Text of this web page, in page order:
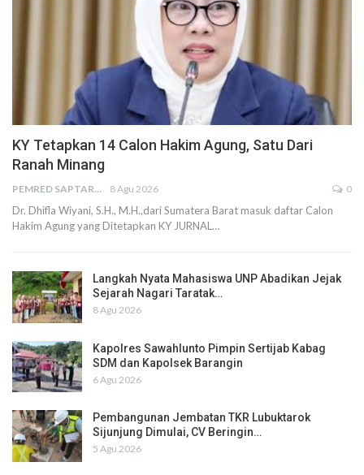
KY Tetapkan 14 Calon Hakim Agung, Satu Dari
Ranah Minang
PEMRED SAPTARIUS 8 Agu 2026 0
Dr. Dhifla Wiyani, S.H., M.H.,dari Sumatera Barat masuk daftar Calon
Hakim Agung yang Ditetapkan KY JURNAL…
Langkah Nyata Mahasiswa UNP Abadikan Jejak
Sejarah Nagari Taratak…
8 Agu 2026
Kapolres Sawahlunto Pimpin Sertijab Kabag
SDM dan Kapolsek Barangin
6 Agu 2026
Pembangunan Jembatan TKR Lubuktarok
Sijunjung Dimulai, CV Beringin…
5 Agu 2026